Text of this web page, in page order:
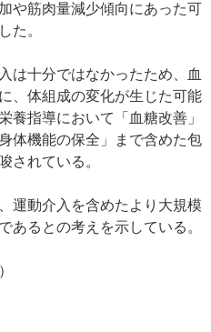
や筋肉量減少傾向にあった可
た。
は十分ではなかったため、血
、体組成の変化が生じた可能
養指導において「血糖改善」
体機能の保全」まで含めた包
されている。
運動介入を含めたより大規模
あるとの考えを示している。